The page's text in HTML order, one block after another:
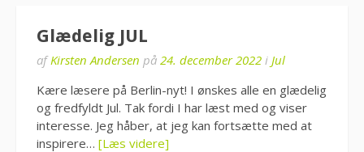
Glædelig JUL
afKirsten Andersen på 24. december 2022 i Jul
Kære læsere på Berlin-nyt! I ønskes alle en glædelig
og fredfyldt Jul. Tak fordi I har læst med og viser
interesse. Jeg håber, at jeg kan fortsætte med at
inspirere… [Læs videre]